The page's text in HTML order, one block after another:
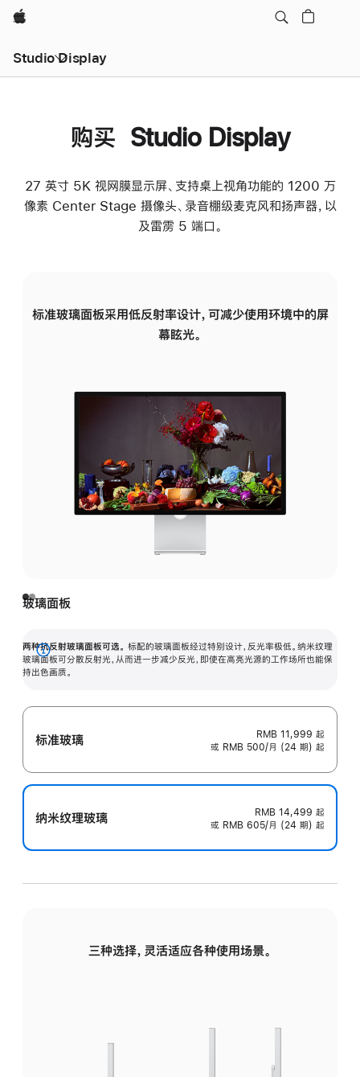
Apple
Studio Display
购买 Studio Display
27 英寸 5K 视网膜显示屏、支持桌上视角功能的 1200 万
像素 Center Stage 摄像头、录音棚级麦克风和扬声器，以
及雷雳 5 端口。
标准玻璃面板采用低反射率设计，可减少使用环境中的屏
幕眩光。
玻璃面板
两种抗反射玻璃面板可选。 标配的玻璃面板经过特别设计，反光率极低。纳米纹理
玻璃面板可分散反射光，从而进一步减少反光，即使在高亮光源的工作场所也能保
持出色画质。
展
开
标准玻璃 RMB 11,999 起
或 RMB 500/月 (24 期) 起
纳米纹理玻璃 RMB 14,499 起
或 RMB 605/月 (24 期) 起
三种选择，灵活适应各种使用场景。